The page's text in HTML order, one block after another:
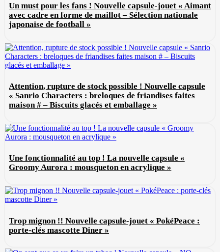
Un must pour les fans ! Nouvelle capsule-jouet « Aimant
avec cadre en forme de maillot – Sélection nationale
japonaise de football »
Attention, rupture de stock possible ! Nouvelle capsule
« Sanrio Characters : breloques de friandises faites
maison # – Biscuits glacés et emballage »
Une fonctionnalité au top ! La nouvelle capsule «
Groomy Aurora : mousqueton en acrylique »
Trop mignon !! Nouvelle capsule-jouet « PokéPeace :
porte-clés mascotte Diner »